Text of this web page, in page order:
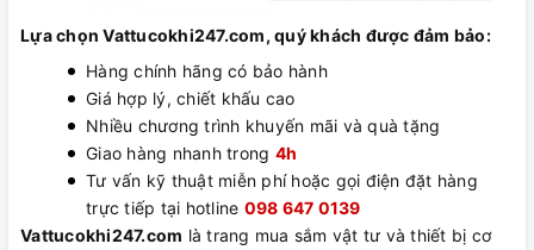
Lựa chọn Vattucokhi247.com, quý khách được đảm bảo:
Hàng chính hãng có bảo hành
Giá hợp lý, chiết khấu cao
Nhiều chương trình khuyến mãi và quà tặng
Giao hàng nhanh trong 4h
Tư vấn kỹ thuật miễn phí hoặc gọi điện đặt hàng
trực tiếp tại hotline 098 647 0139
Vattucokhi247.com là trang mua sắm vật tư và thiết bị cơ